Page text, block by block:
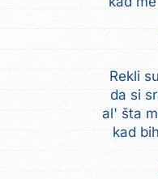
Rekli
da si
al' šta
kad